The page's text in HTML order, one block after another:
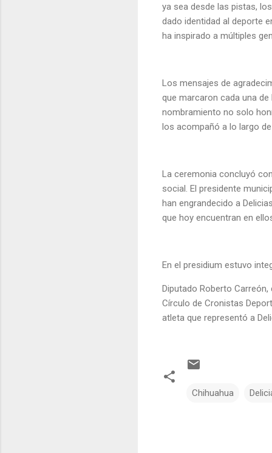
ya sea desde las pistas,
dado identidad al deporte
ha inspirado a múltiples
Los mensajes de
que marcaron cada una
nombramiento no solo
los acompañó a lo largo
La ceremonia concluyó
social. El presidente
han engrandecido a
que hoy encuentran en
En el presidium estuvo
Diputado Roberto
Círculo de Cronistas
atleta que representó a
Chihuahua